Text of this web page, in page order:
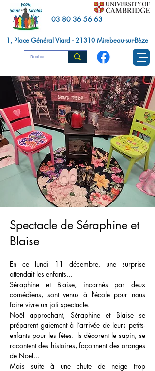
03 80 36 56 63
1, Place Général Viard - 21310 Mirebeau-sur-Bèze
Spectacle de Séraphine et
Blaise
En ce lundi 11 décembre, une surprise
attendait les enfants...
Séraphine et Blaise, incarnés par deux
comédiens, sont venus à l’école pour nous
faire vivre un joli spectacle.
Noël approchant, Séraphine et Blaise se
préparent gaiement à l’arrivée de leurs petits-
enfants pour les fêtes. Ils décorent le sapin, se
racontent des histoires, façonnent des oranges
de Noël...
Mais suite à une chute de neige trop